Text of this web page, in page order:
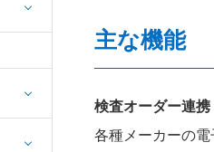
主な機能
検査オーダー連携
各種メーカーの